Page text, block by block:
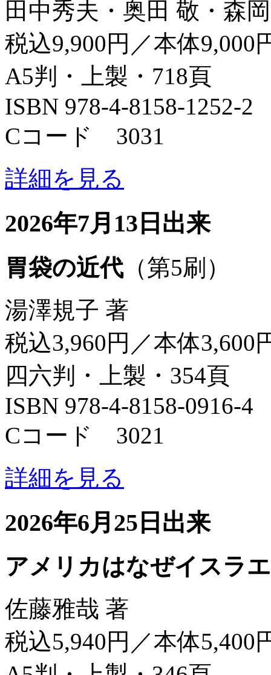
田中秀夫・奥田 敬・森
税込9,900円／本体9,000
A5判・上製・718頁
ISBN 978-4-8158-1252-2
Cコード 3031
詳細を見る
2026年7月13日出来
胃袋の近代（第5刷）
湯澤規子 著
税込3,960円／本体3,600
四六判・上製・354頁
ISBN 978-4-8158-0916-4
Cコード 3021
詳細を見る
2026年6月25日出来
アメリカはなぜイスラ
佐藤雅哉 著
税込5,940円／本体5,400